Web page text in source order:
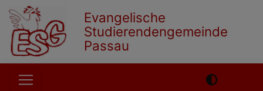
Direkt
zum
Inhalt
Evangelische
Studierendengemeinde
Passau
Hauptnavigation